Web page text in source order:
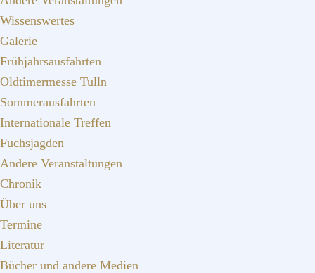
Wissenswertes
Galerie
Frühjahrsausfahrten
Oldtimermesse Tulln
Sommerausfahrten
Internationale Treffen
Fuchsjagden
Andere Veranstaltungen
Chronik
Über uns
Termine
Literatur
Bücher und andere Medien